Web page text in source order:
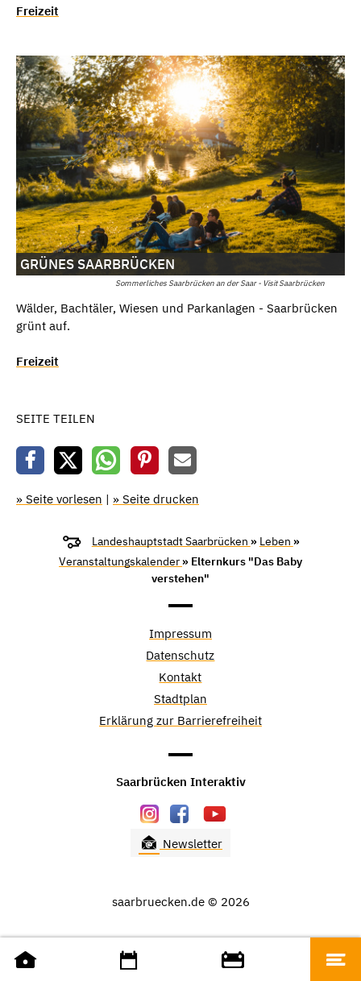
Freizeit
Sommerliches Saarbrücken an der Saar - Visit Saarbrücken
GRÜNES SAARBRÜCKEN
Wälder, Bachtäler, Wiesen und Parkanlagen - Saarbrücken
grünt auf.
Freizeit
SEITE TEILEN
» Seite vorlesen | » Seite drucken
Landeshauptstadt Saarbrücken » Leben »
Veranstaltungskalender » Elternkurs "Das Baby
verstehen"
Impressum
Datenschutz
Kontakt
Stadtplan
Erklärung zur Barrierefreiheit
Saarbrücken Interaktiv
Newsletter
saarbruecken.de © 2026